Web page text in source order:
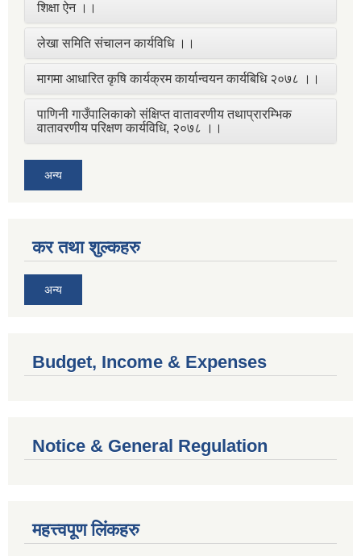
शिक्षा ऐन ।।
लेखा समिति संचालन कार्यविधि ।।
मागमा आधारित कृषि कार्यक्रम कार्यान्वयन कार्यबिधि २०७८ ।।
पाणिनी गाउँपालिकाको संक्षिप्त वातावरणीय तथाप्रारम्भिक
वातावरणीय परिक्षण कार्यविधि, २०७८ ।।
अन्य
कर तथा शुल्कहरु
अन्य
Budget, Income & Expenses
Notice & General Regulation
महत्त्वपूण लिंकहरु